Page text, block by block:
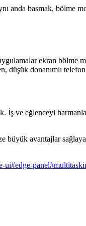
anda basmak,
ekran
düşük donanımlı
İş ve eğlenceyi
büyük avantajlar
ui#edge-panel#